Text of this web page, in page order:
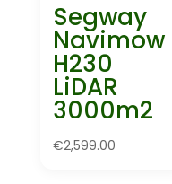
Segway
Navimow
H230
LiDAR
3000m2
€2,599.00